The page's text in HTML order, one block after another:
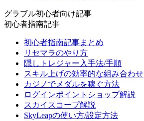
グラブル初心者向け記事
初心者指南記事
初心者指南記事まとめ
リセマラのやり方
隠しトレジャー入手法/手順
スキル上げの効率的な組み合わせ
カジノでメダルを稼ぐ方法
ログインポイントショップ解説
スカイスコープ解説
SkyLeapの使い方/設定方法